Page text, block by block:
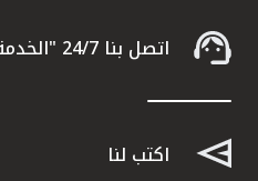
اتصل بنا 24/7 "الخدمة الهاتفية" 1803333
اكتب لنا